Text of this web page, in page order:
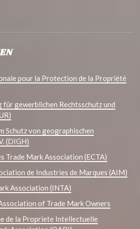
pour la Protection de la Propriété
für gewerblichen Rechtsschutz und
Schutz von geographischen
(DIGH)
Trade Mark Association (ECTA)
de Industries de Marques (AIM)
Association (INTA)
of Trade Mark Owners
de la Propriete Intellectuelle